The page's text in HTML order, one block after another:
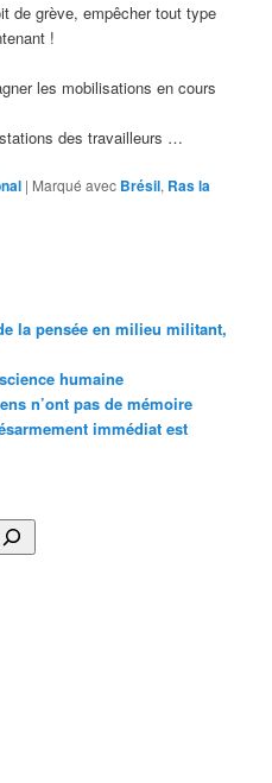
de grève, empêcher tout type
!
les mobilisations en cours
des travailleurs …
| Marqué avec Brésil, Ras la
la pensée en milieu militant,
humaine
n’ont pas de mémoire
immédiat est